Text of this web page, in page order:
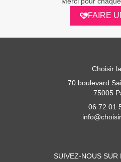
FAIRE
Choisir
70 boulevard
75005
06 72 01
SUIVEZ-NOUS SUR